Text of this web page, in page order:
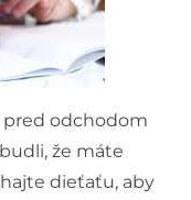
pred odchodom
že máte
dieťaťu, aby